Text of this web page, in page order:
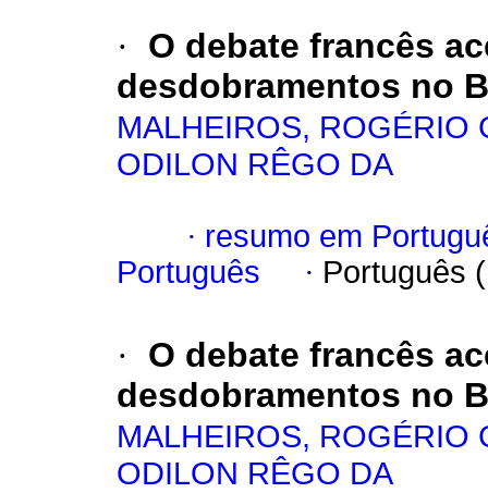
·
O debate francês
desdobramentos no
MALHEIROS, ROGÉRIO
ODILON RÊGO DA
· resumo em
Português
· Português
·
O debate francês
desdobramentos no
MALHEIROS, ROGÉRIO
ODILON RÊGO DA